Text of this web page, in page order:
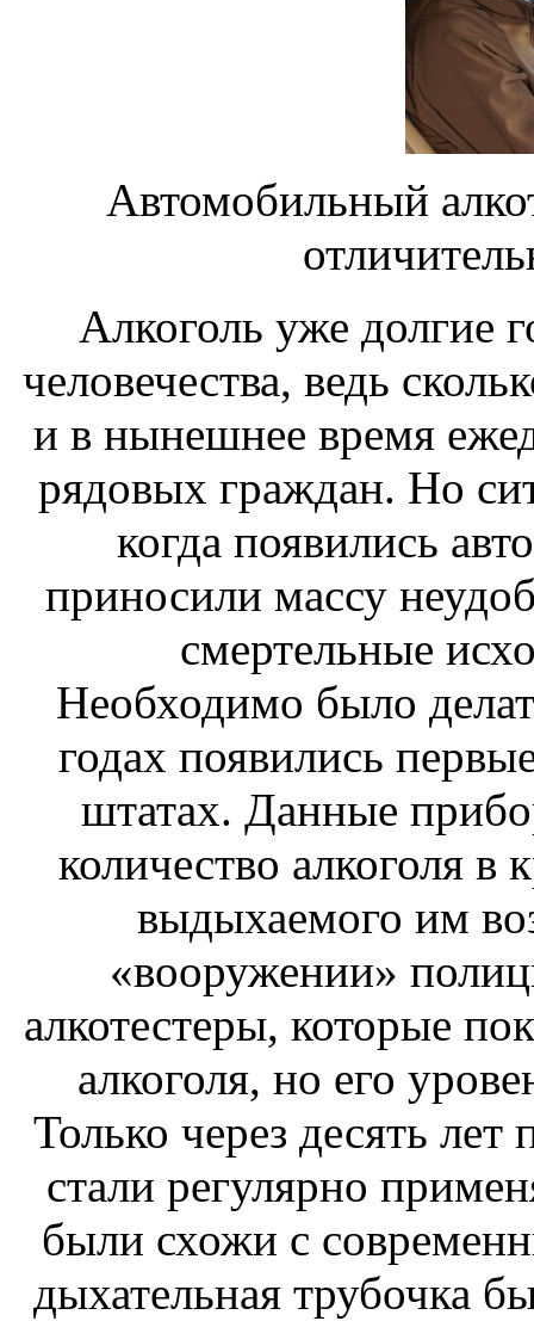
Автомобильный
Алкоголь уже долгие
человечества, ведь
и в нынешнее время
рядовых граждан. Но
когда появились
приносили массу
смертельные
Необходимо было
годах появились
штатах. Данные
количество алкоголя в
выдыхаемого им
«вооружении»
алкотестеры, которые
алкоголя, но его
Только через десять лет
стали регулярно
были схожи с
дыхательная трубочка